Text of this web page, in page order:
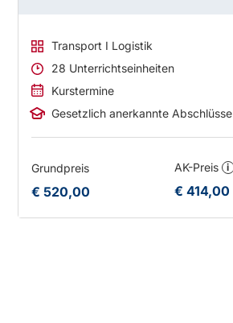
Transport I Logistik
28 Unterrichtseinheiten
Kurstermine
Gesetzlich anerkannte Abschlüsse
Grundpreis
€ 520,00
AK-Preis i
€ 414,00